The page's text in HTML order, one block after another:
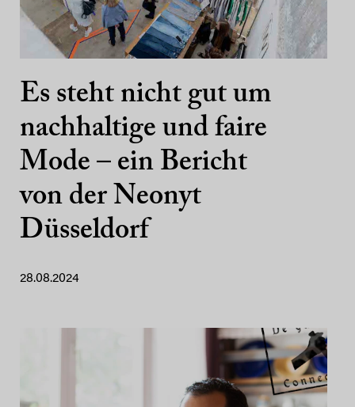
Es steht nicht gut um
nachhaltige und faire
Mode – ein Bericht
von der Neonyt
Düsseldorf
28.08.2024